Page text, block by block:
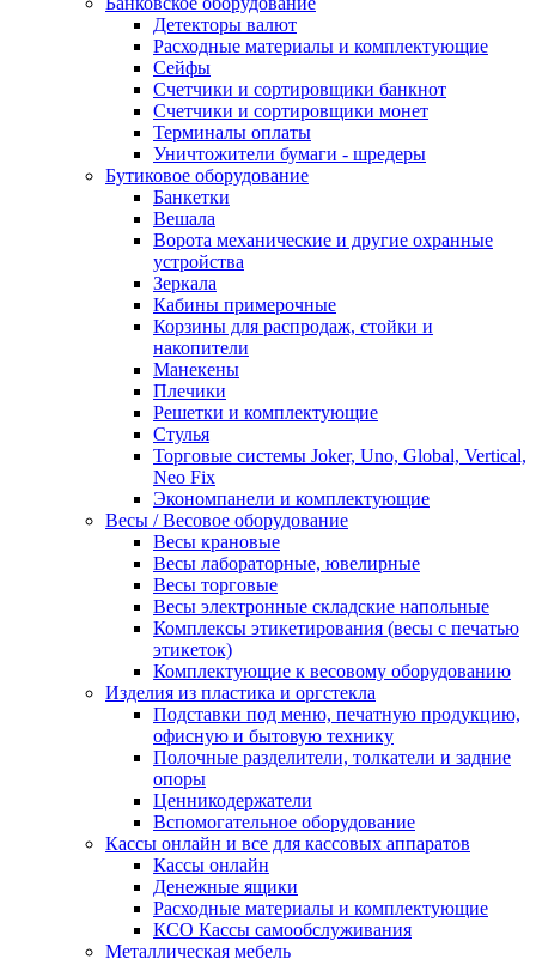
Детекторы валют
Расходные материалы и комплектующие
Сейфы
Счетчики и сортировщики банкнот
Счетчики и сортировщики монет
Терминалы оплаты
Уничтожители бумаги - шредеры
Бутиковое оборудование
Банкетки
Вешала
Ворота механические и другие охранные
устройства
Зеркала
Кабины примерочные
Корзины для распродаж, стойки и
накопители
Манекены
Плечики
Решетки и комплектующие
Стулья
Торговые системы Joker, Uno, Global, Vertical,
Neo Fix
Экономпанели и комплектующие
Весы / Весовое оборудование
Весы крановые
Весы лабораторные, ювелирные
Весы торговые
Весы электронные складские напольные
Комплексы этикетирования (весы с печатью
этикеток)
Комплектующие к весовому оборудованию
Изделия из пластика и оргстекла
Подставки под меню, печатную продукцию,
офисную и бытовую технику
Полочные разделители, толкатели и задние
опоры
Ценникодержатели
Вспомогательное оборудование
Кассы онлайн и все для кассовых аппаратов
Кассы онлайн
Денежные ящики
Расходные материалы и комплектующие
КСО Кассы самообслуживания
Металлическая мебель